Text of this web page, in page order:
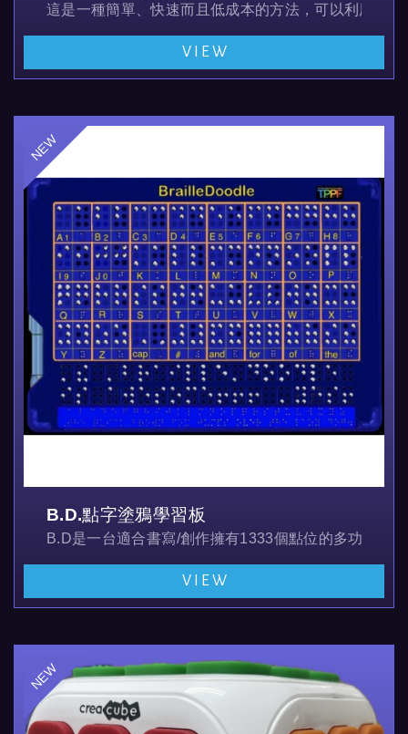
這是一種簡單、快速而且低成本的方法，可以利用加
VIEW
B.D.點字塗鴉學習板
B.D是一台適合書寫/創作擁有1333個點位的多功能點
VIEW